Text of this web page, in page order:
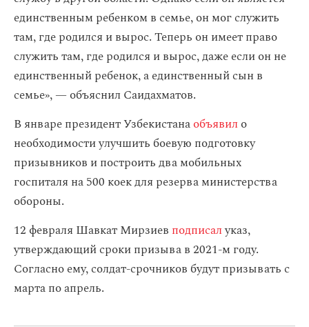
единственным ребенком в семье, он мог служить
там, где родился и вырос. Теперь он имеет право
служить там, где родился и вырос, даже если он не
единственный ребенок, а единственный сын в
семье», — объяснил Саидахматов.
В январе президент Узбекистанаобъявил о
необходимости улучшить боевую подготовку
призывников и построить два мобильных
госпиталя на 500 коек для резерва министерства
обороны.
12 февраля Шавкат Мирзиев подписалуказ,
утверждающий сроки призыва в 2021-м году.
Согласно ему, солдат-срочников будут призывать с
марта по апрель.